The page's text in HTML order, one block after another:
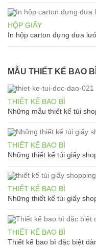
HỘP GIẤY
In hộp carton đựng dưa
MẪU THIẾT KẾ BAO
THIẾT KẾ BAO BÌ
Những mẫu thiết kế túi
THIẾT KẾ BAO BÌ
Những thiết kế túi giấy
THIẾT KẾ BAO BÌ
Những thiết kế túi giấy
THIẾT KẾ BAO BÌ
Thiết kế bao bì đặc biệt